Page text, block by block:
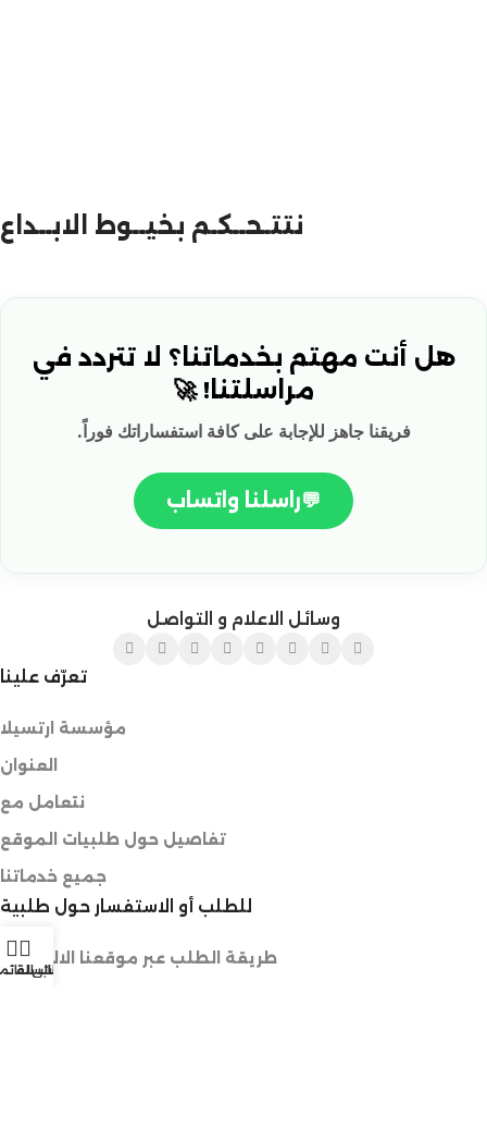
نتتـحــكـم بخيــوط الابــداع
هل أنت مهتم بخدماتنا؟ لا تتردد في
مراسلتنا! 🚀
فريقنا جاهز للإجابة على كافة استفساراتك فوراً.
💬راسلنا واتساب
وسائل الاعلام و التواصل
تعرّف علينا
مؤسسة ارتسيلا
العنوان
نتعامل مع
تفاصيل حول طلبيات الموقع
جميع خدماتنا
للطلب أو الاستفسار حول طلبية
طريقة الطلب عبر موقعنا الالكتروني
السلةحسابي
الرغبات